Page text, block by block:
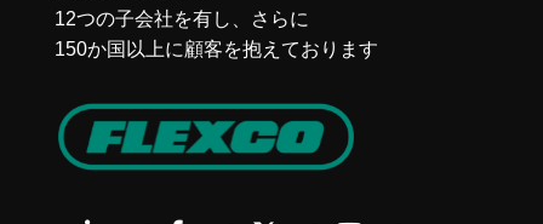
12つの子会社を有し、さらに
150か国以上に顧客を抱えております